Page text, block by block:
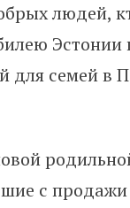
людей,
Эстонии
для семей в
с